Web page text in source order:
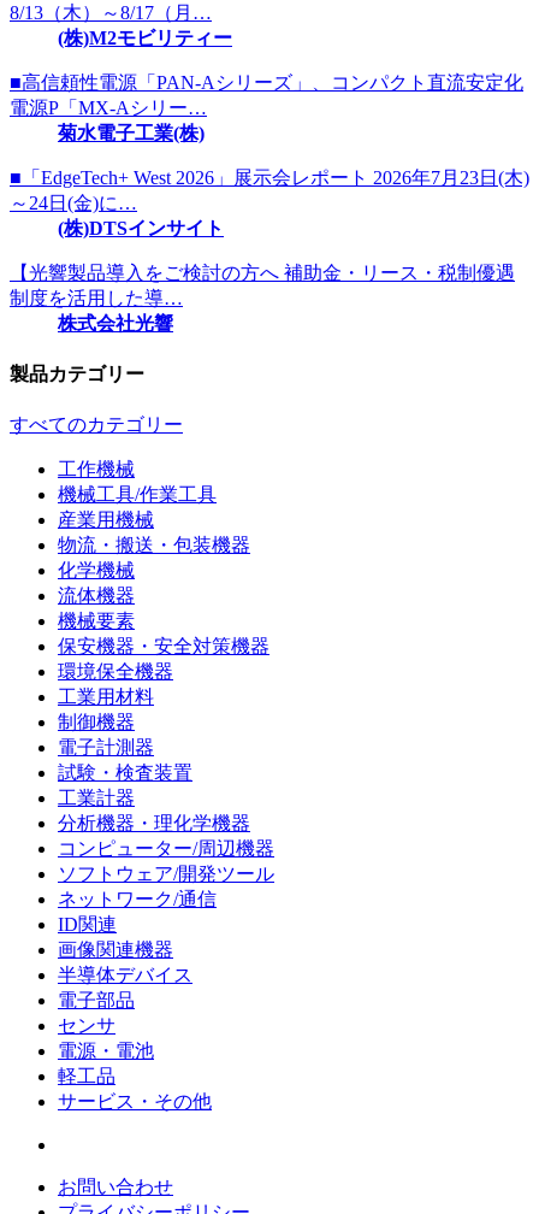
8/13（木）～8/17（月…
(株)M2モビリティー
■高信頼性電源「PAN-Aシリーズ」、コンパクト直流安定化
電源P「MX-Aシリー…
菊水電子工業(株)
■「EdgeTech+ West 2026」展示会レポート 2026年7月23日(木)
～24日(金)に…
(株)DTSインサイト
【光響製品導入をご検討の方へ 補助金・リース・税制優遇
制度を活用した導…
株式会社光響
製品カテゴリー
すべてのカテゴリー
工作機械
機械工具/作業工具
産業用機械
物流・搬送・包装機器
化学機械
流体機器
機械要素
保安機器・安全対策機器
環境保全機器
工業用材料
制御機器
電子計測器
試験・検査装置
工業計器
分析機器・理化学機器
コンピューター/周辺機器
ソフトウェア/開発ツール
ネットワーク/通信
ID関連
画像関連機器
半導体デバイス
電子部品
センサ
電源・電池
軽工品
サービス・その他
お問い合わせ